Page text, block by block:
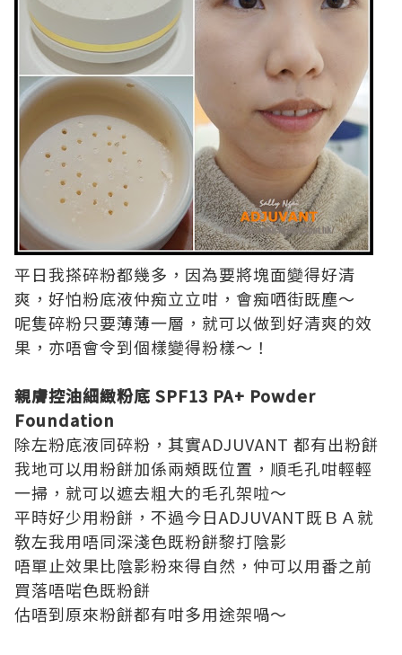
平日我搽碎粉都幾多，因為要將塊面變得好清
爽，好怕粉底液仲痴立立咁，會痴哂街既塵～
呢隻碎粉只要薄薄一層，就可以做到好清爽的效
果，亦唔會令到個樣變得粉樣～！
親膚控油細緻粉底 SPF13 PA+ Powder
Foundation
除左粉底液同碎粉，其實ADJUVANT 都有出粉餅
我地可以用粉餅加係兩頰既位置，順毛孔咁輕輕
一掃，就可以遮去粗大的毛孔架啦～
平時好少用粉餅，不過今日ADJUVANT既ＢＡ就
敎左我用唔同深淺色既粉餅黎打陰影
唔單止效果比陰影粉來得自然，仲可以用番之前
買落唔啱色既粉餅
估唔到原來粉餅都有咁多用途架喎～